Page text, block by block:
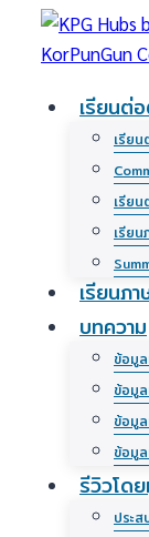
เรียนต่
เรียน
เรีย
เรีย
เรียนภ
บทความ
ข้อมูล
ข้อมู
ข้อมู
ข้อมู
รีวิวโด
ประ